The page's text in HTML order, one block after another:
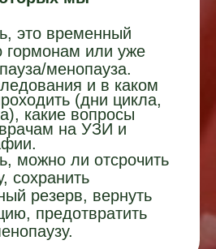
это временный
гормонам или уже
менопауза.
и в каком
(дни цикла,
какие вопросы
на УЗИ и
можно ли отсрочить
сохранить
резерв, вернуть
предотвратить